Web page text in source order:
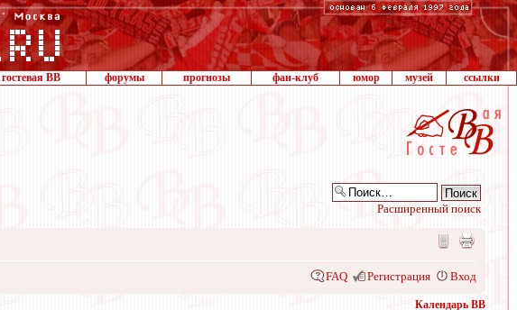
гостевая ВВ форумы прогнозы фан-клуб юмор музей ссылки
Расширенный поиск
FAQ Регистрация Вход
Календарь ВВ